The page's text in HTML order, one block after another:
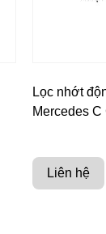
Lọc nhớt
Mercedes
Liên hệ